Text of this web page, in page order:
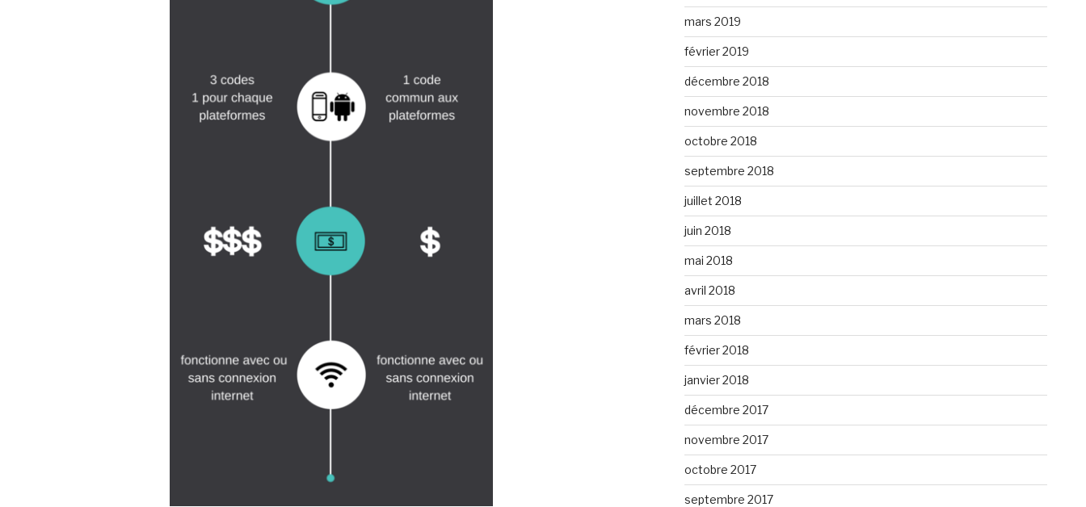
mars 2019
février 2019
décembre 2018
novembre 2018
octobre 2018
septembre 2018
juillet 2018
juin 2018
mai 2018
avril 2018
mars 2018
février 2018
janvier 2018
décembre 2017
novembre 2017
octobre 2017
septembre 2017